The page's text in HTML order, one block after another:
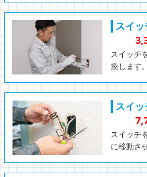
スイ
スイッチ
換します。
スイ
スイッチ
に移動さ